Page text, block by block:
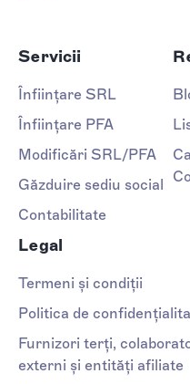
Servicii
Înființare SRL
Înființare PFA
Modificări SRL/PFA
Găzduire sediu social
Contabilitate
Legal
Termeni și condiții
Politica de
Furnizori terți,
externi și entități afiliate